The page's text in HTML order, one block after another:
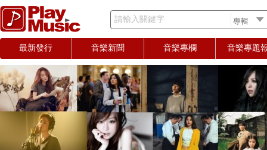
請輸入關鍵字
最新發行 音樂新聞 音樂專欄 音樂專題